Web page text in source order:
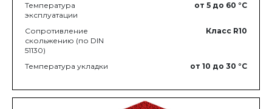
Температура
эксплуатации
от 5 до 60 °C
Сопротивление
скольжению (по DIN
51130)
Класс R10
Температура укладки от 10 до 30 °C